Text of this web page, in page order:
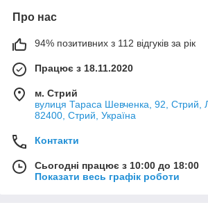
Про нас
94% позитивних з 112 відгуків за рік
Працює з 18.11.2020
м. Стрий
вулиця Тараса Шевченка, 92, Стрий,
82400, Стрий, Україна
Контакти
Сьогодні працює з 10:00 до 18:00
Показати весь графік роботи